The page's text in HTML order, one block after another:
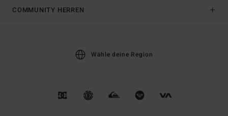
COMMUNITY HERREN
Wähle deine Region